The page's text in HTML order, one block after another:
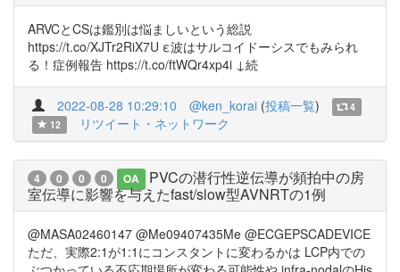
ARVCとCSは鑑別は悩ましいという総説
https://t.co/XJTr2RiX7U ε波はサルコイドーシスでもみられ
る！症例報告 https://t.co/ftWQr4xp4i ↓続
2022-08-28 10:29:10 @ken_korai (投稿一覧)
4
12
リツイート・ネットワーク
4 0 0 0 OA
PVCの潜行性逆伝導が頻拍中の房
室伝導に影響を与えたfast/slow型AVNRTの1例
@MASA02460147 @Me09407435Me @ECGEPSCADEVICE
ただ、実際2:1が1:1にコンスタントに変わるかは LCP内での